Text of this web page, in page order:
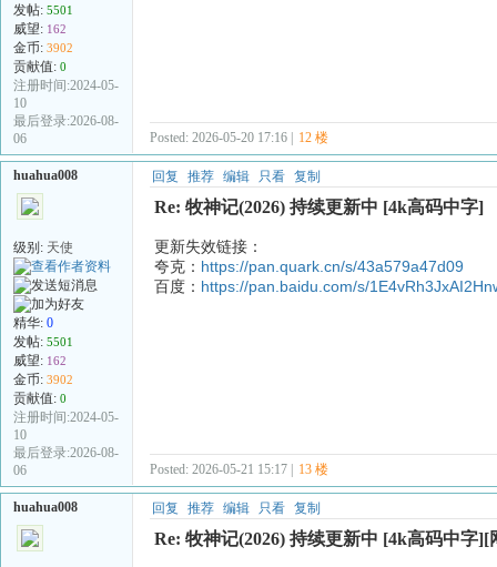
发帖: 5501
威望: 162
金币: 3902
贡献值: 0
注册时间:2024-05-
10
最后登录:2026-08-
06
Posted: 2026-05-20 17:16 | 12 楼
huahua008
级别: 天使
精华: 0
发帖: 5501
威望: 162
金币: 3902
贡献值: 0
注册时间:2024-05-
10
最后登录:2026-08-
06
回复 推荐 编辑 只看 复制
Re: 牧神记(2026) 持续更新中 [4k高码中字]
更新失效链接：
夸克： https://pan.quark.cn/s/43a579a47d09
百度： https://pan.baidu.com/s/
Posted: 2026-05-21 15:17 | 13 楼
huahua008 回复 推荐 编辑 只看 复制
Re: 牧神记(2026) 持续更新中 [4k高码中字][